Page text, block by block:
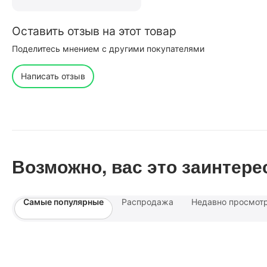
Оставить отзыв на этот товар
Поделитесь мнением с другими покупателями
Написать отзыв
Возможно, вас это
Самые популярные Распродажа Недавно